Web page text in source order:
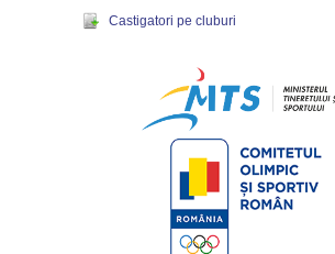
Castigatori pe cluburi